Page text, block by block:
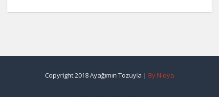
Copyright 2018 Ayağımın Tozuyla | By Nioya